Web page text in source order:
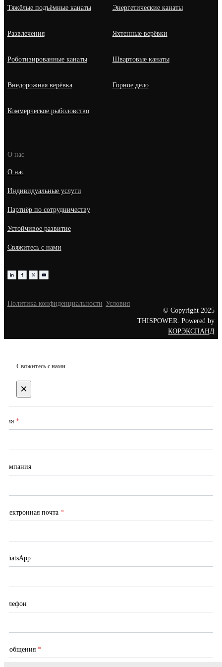
Тяжёлые подъёмные канаты Энергетические канаты
Развлечения Яхтенные верёвки
Роботизированные канаты Швартовые канаты
Внедорожная верёвка Горное дело
Коммерческое рыболовство
О нас
О нас
Индивидуальные услуги
Партнёр по сотрудничеству
Устойчивое развитие
Свяжитесь с нами
Политика конфиденциальности Условия
© Copyright 2025
THISPOWER. Powered by
КОРЭКСПАНД
Свяжитесь с нами
×
Имя *
Компания
Электронная почта *
WhatsApp
Телефон
Сообщения *